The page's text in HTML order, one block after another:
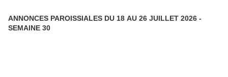
ANNONCES PAROISSIALES DU 18 AU 26 JUILLET 2026 -
SEMAINE 30